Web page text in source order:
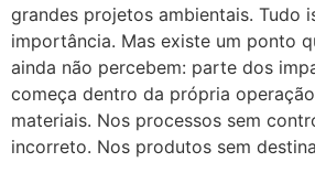
grandes projetos ambientais. Tudo
importância. Mas existe um ponto
ainda não percebem: parte dos
começa dentro da própria
materiais. Nos processos sem
incorreto. Nos produtos sem